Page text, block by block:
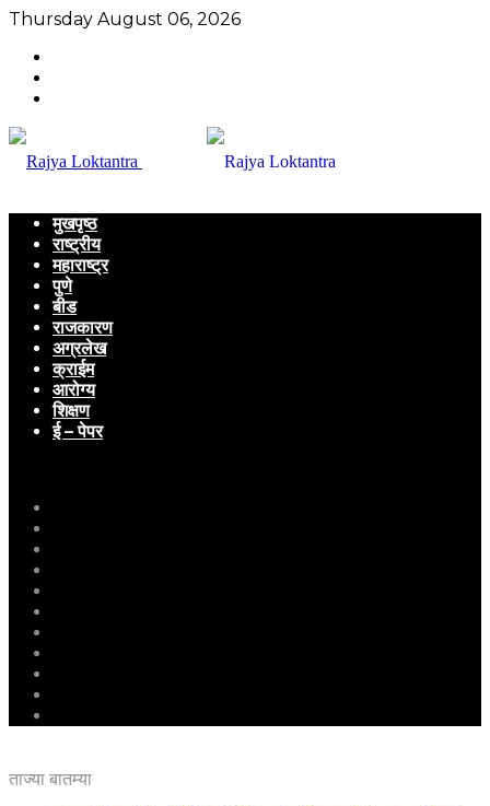
Thursday August 06, 2026
मुखपृष्ठ
राष्ट्रीय
महाराष्ट्र
पुणे
बीड
राजकारण
अग्रलेख
क्राईम
आरोग्य
शिक्षण
ई – पेपर
ताज्या बातम्या